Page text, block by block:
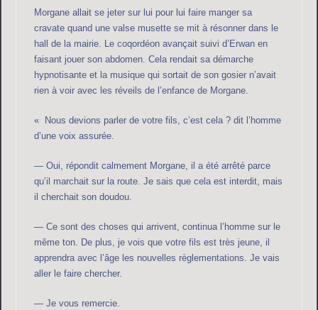
Morgane allait se jeter sur lui pour lui faire manger sa
cravate quand une valse musette se mit à résonner dans le
hall de la mairie. Le coqordéon avançait suivi d’Erwan en
faisant jouer son abdomen. Cela rendait sa démarche
hypnotisante et la musique qui sortait de son gosier n’avait
rien à voir avec les réveils de l’enfance de Morgane.
« Nous devions parler de votre fils, c’est cela ? dit l’homme
d’une voix assurée.
— Oui, répondit calmement Morgane, il a été arrêté parce
qu’il marchait sur la route. Je sais que cela est interdit, mais
il cherchait son doudou.
— Ce sont des choses qui arrivent, continua l’homme sur le
même ton. De plus, je vois que votre fils est très jeune, il
apprendra avec l’âge les nouvelles règlementations. Je vais
aller le faire chercher.
— Je vous remercie.